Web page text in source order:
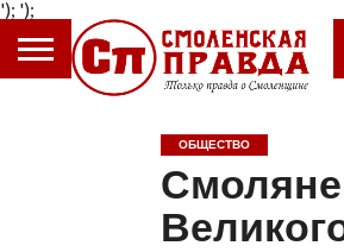
');
ОБЩЕСТВО
');